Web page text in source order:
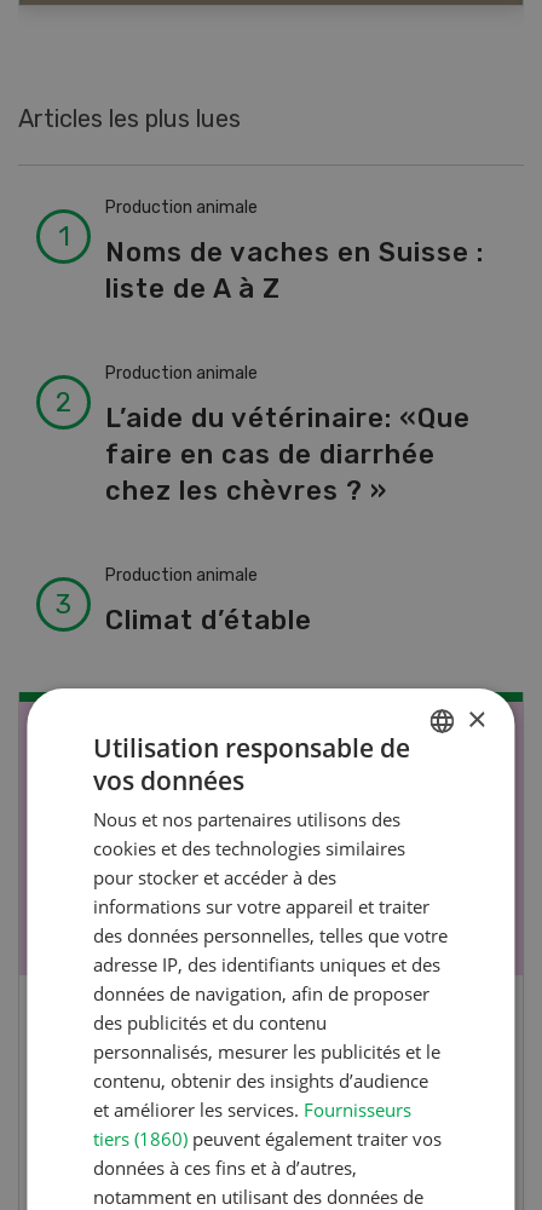
Articles les plus lues
Production animale
Noms de vaches en Suisse :
liste de A à Z
Production animale
L’aide du vétérinaire: «Que
faire en cas de diarrhée
chez les chèvres ? »
Production animale
Climat d’étable
NOV
-
JAN
26
Cours spécialisé Aquaculture
Vous élevez des poissons ou songez à le faire?
Ce cours vous équipe du savoir nécessaire. Si
vous effectuez aussi un stage pratique, votre
diplôme est reconnu officiellement et vous
×
Utilisation responsable de
vos données
Nous et nos partenaires utilisons des
cookies et des technologies similaires
pour stocker et accéder à des
informations sur votre appareil et traiter
des données personnelles, telles que votre
adresse IP, des identifiants uniques et des
données de navigation, afin de proposer
des publicités et du contenu
personnalisés, mesurer les publicités et le
contenu, obtenir des insights d’audience
et améliorer les services. Fournisseurs
tiers (1860) peuvent également traiter vos
données à ces fins et à d’autres,
notamment en utilisant des données de